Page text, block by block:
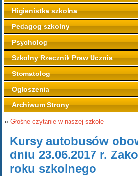
Higienistka szkolna
Pedagog szkolny
Psycholog
Szkolny Rzecznik Praw Ucznia
Stomatolog
Ogłoszenia
Archiwum Strony
«Głośne czytanie w naszej szkole
Kursy autobusów
dniu 23.06.2017 r.
roku szkolnego